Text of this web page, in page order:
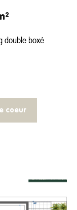
double boxé
coeur